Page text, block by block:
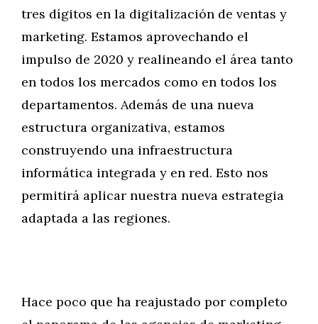
tres dígitos en la digitalización de ventas y
marketing. Estamos aprovechando el
impulso de 2020 y realineando el área tanto
en todos los mercados como en todos los
departamentos. Además de una nueva
estructura organizativa, estamos
construyendo una infraestructura
informática integrada y en red. Esto nos
permitirá aplicar nuestra nueva estrategia
adaptada a las regiones.
Hace poco que ha reajustado por completo